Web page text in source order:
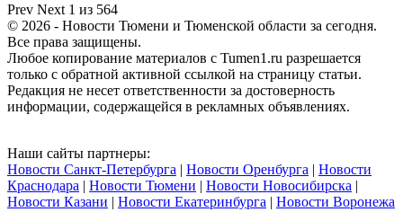
Prev Next 1 из 564
© 2026 - Новости Тюмени и Тюменской области за сегодня.
Все права защищены.
Любое копирование материалов с Tumen1.ru разрешается
только с обратной активной ссылкой на страницу статьи.
Редакция не несет ответственности за достоверность
информации, содержащейся в рекламных объявлениях.
Наши сайты партнеры:
Новости Санкт-Петербурга | Новости Оренбурга | Новости
Краснодара | Новости Тюмени | Новости Новосибирска |
Новости Казани | Новости Екатеринбурга | Новости Воронежа